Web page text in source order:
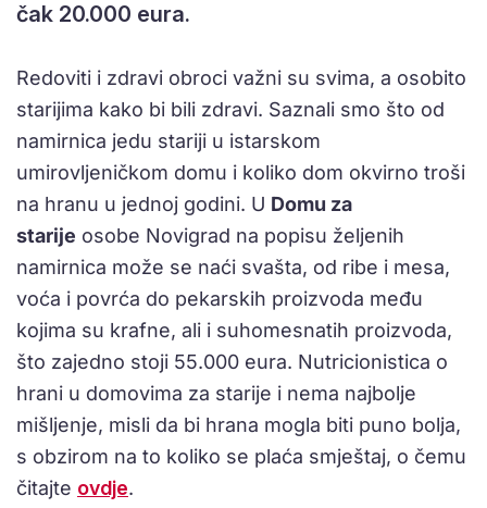
čak 20.000 eura.
Redoviti i zdravi obroci važni su svima, a osobito
starijima kako bi bili zdravi. Saznali smo što od
namirnica jedu stariji u istarskom
umirovljeničkom domu i koliko dom okvirno troši
na hranu u jednoj godini. U Domu za
starije osobe Novigrad na popisu željenih
namirnica može se naći svašta, od ribe i mesa,
voća i povrća do pekarskih proizvoda među
kojima su krafne, ali i suhomesnatih proizvoda,
što zajedno stoji 55.000 eura. Nutricionistica o
hrani u domovima za starije i nema najbolje
mišljenje, misli da bi hrana mogla biti puno bolja,
s obzirom na to koliko se plaća smještaj, o čemu
čitajte ovdje.